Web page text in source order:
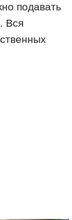
подавать
Вся